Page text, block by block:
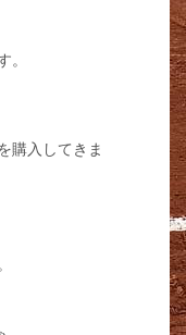
。
購入してきま